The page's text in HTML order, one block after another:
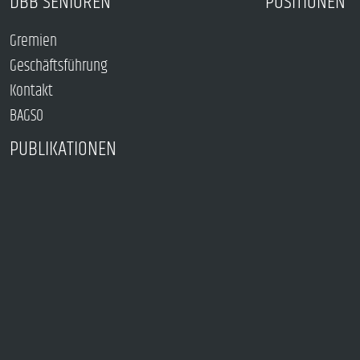
Gremien
Geschäftsführung
Kontakt
BAGSO
PUBLIKATIONEN